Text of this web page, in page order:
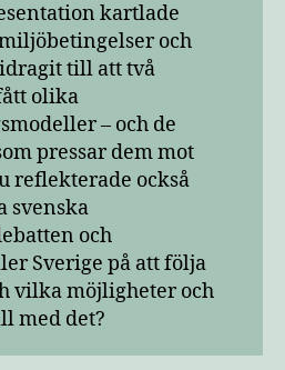
kartlade
och
till att två
olika
– och de
pressar dem mot
reflekterade också
svenska
och
Sverige på att följa
vilka möjligheter och
med det?